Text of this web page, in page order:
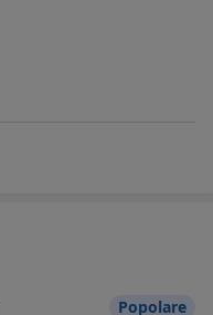
Popolare